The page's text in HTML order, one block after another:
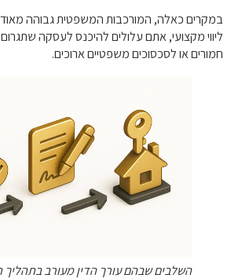
במקרים כאלה, המורכבות המשפטית גבוהה מאוד,
ליווי מקצועי, אתם עלולים להיכנס לעסקה
חמורים או לסכסוכים משפטיים ארוכים.
השלבים שבהם עורך הדין מעורב בתהליך